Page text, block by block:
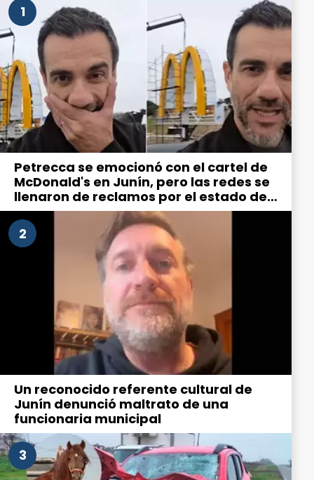
1
Petrecca se emocionó con el cartel de
McDonald's en Junín, pero las redes se
llenaron de reclamos por el estado de
la ciudad
2
Un reconocido referente cultural de
Junín denunció maltrato de una
funcionaria municipal
3